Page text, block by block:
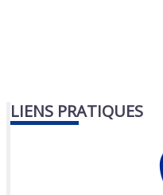
LIENS PRATIQUES